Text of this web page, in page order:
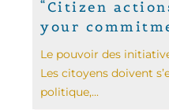
“Citizen
your
Le pouvoir des
Les citoyens doivent
politique,...